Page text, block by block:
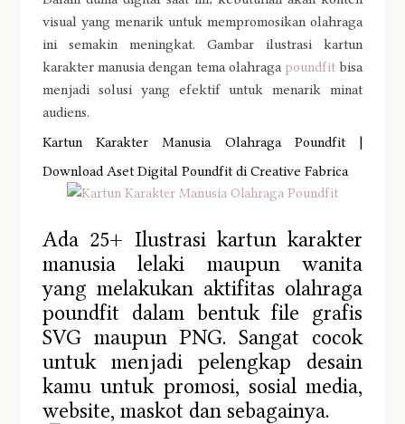
visual yang menarik untuk mempromosikan olahraga
ini semakin meningkat. Gambar ilustrasi kartun
karakter manusia dengan tema olahraga poundfitbisa
menjadi solusi yang efektif untuk menarik minat
audiens.
Kartun Karakter Manusia Olahraga Poundfit |
Download Aset Digital Poundfit di Creative Fabrica
Ada 25+ Ilustrasi kartun karakter
manusia lelaki maupun wanita
yang melakukan aktifitas olahraga
poundfit dalam bentuk file grafis
SVG maupun PNG. Sangat cocok
untuk menjadi pelengkap desain
kamu untuk promosi, sosial media,
website, maskot dan sebagainya.